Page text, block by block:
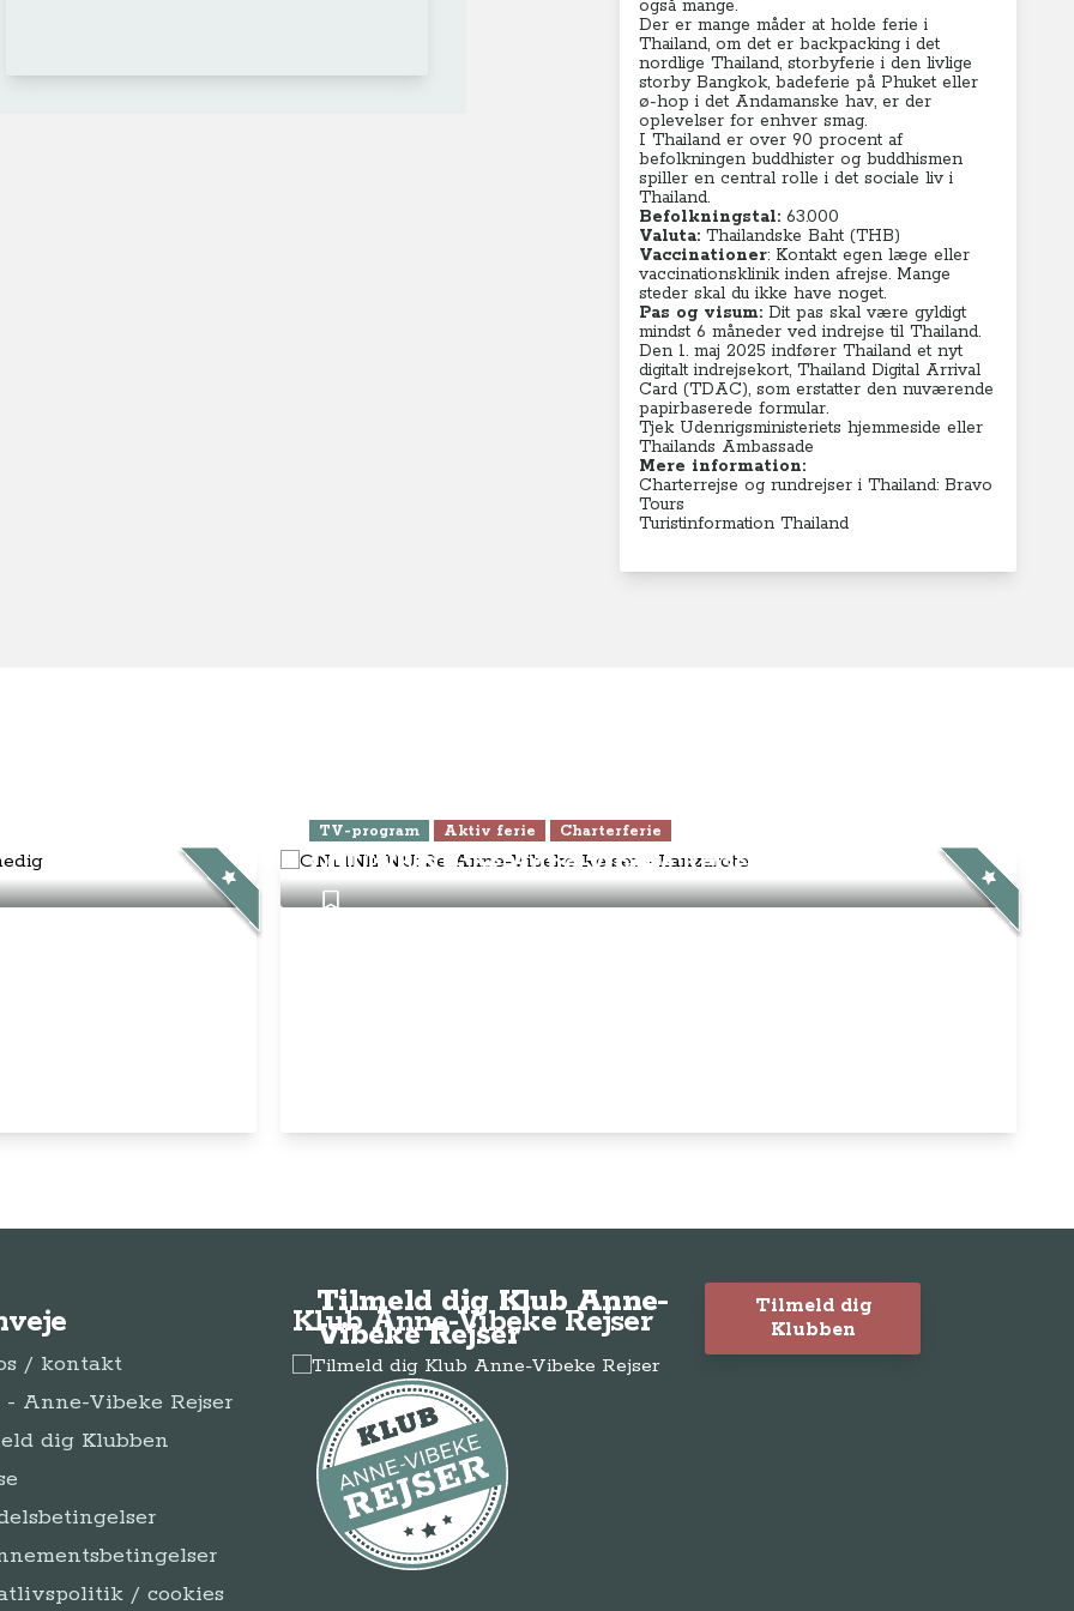
også mange.
Der er mange måder at holde ferie i
Thailand, om det er backpacking i det
nordlige Thailand, storbyferie i den livlige
storby Bangkok, badeferie på Phuket eller
ø-hop i det Andamanske hav, er der
oplevelser for enhver smag.
I Thailand er over 90 procent af
befolkningen buddhister og buddhismen
spiller en central rolle i det sociale liv i
Thailand.
Befolkningstal: 63.000
Valuta: Thailandske Baht (THB)
Vaccinationer: Kontakt egen læge eller
vaccinationsklinik inden afrejse. Mange
steder skal du ikke have noget.
Pas og visum: Dit pas skal være gyldigt
mindst 6 måneder ved indrejse til Thailand.
Den 1. maj 2025 indfører Thailand et nyt
digitalt indrejsekort, Thailand Digital Arrival
Card (TDAC), som erstatter den nuværende
papirbaserede formular.
Tjek Udenrigsministeriets hjemmeside eller
Thailands Ambassade
Mere information:
Charterrejse og rundrejser i Thailand: Bravo
Tours
Turistinformation Thailand
TV-program Aktiv ferie Charterferie
ONLINE NU: Se Anne-Vibeke Rejser - Lanzarote
/ kontakt
- Anne-Vibeke Rejser
dig Klubben
/ cookies
Klub Anne-Vibeke Rejser
Tilmeld dig Klub Anne-
Vibeke Rejser
Tilmeld dig
Klubben